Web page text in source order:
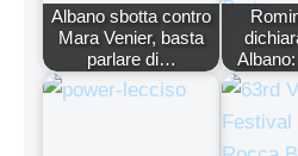
Albano sbotta contro
Mara Venier, basta
parlare di…